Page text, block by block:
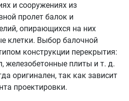
и сооружениях из
пролет балок и
опирающихся на них
клетки. Выбор балочной
конструкции перекрытия:
железобетонные плиты и т. д.
оригинален, так как зависит
проектировки.